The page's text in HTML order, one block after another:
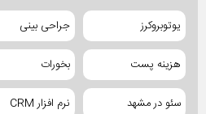
یوتوبروکرز جراحی بینی
هزینه پست بخورات
سئو در مشهد نرم افزار CRM